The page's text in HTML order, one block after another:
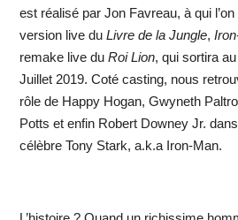
est réalisé par Jon Favreau, à qui
version live du Livre de la Jungle,
remake live du Roi Lion, qui sortira
Juillet 2019. Coté casting, nous
rôle de Happy Hogan, Gwyneth
Potts et enfin Robert Downey Jr.
célèbre Tony Stark, a.k.a Iron-Man.